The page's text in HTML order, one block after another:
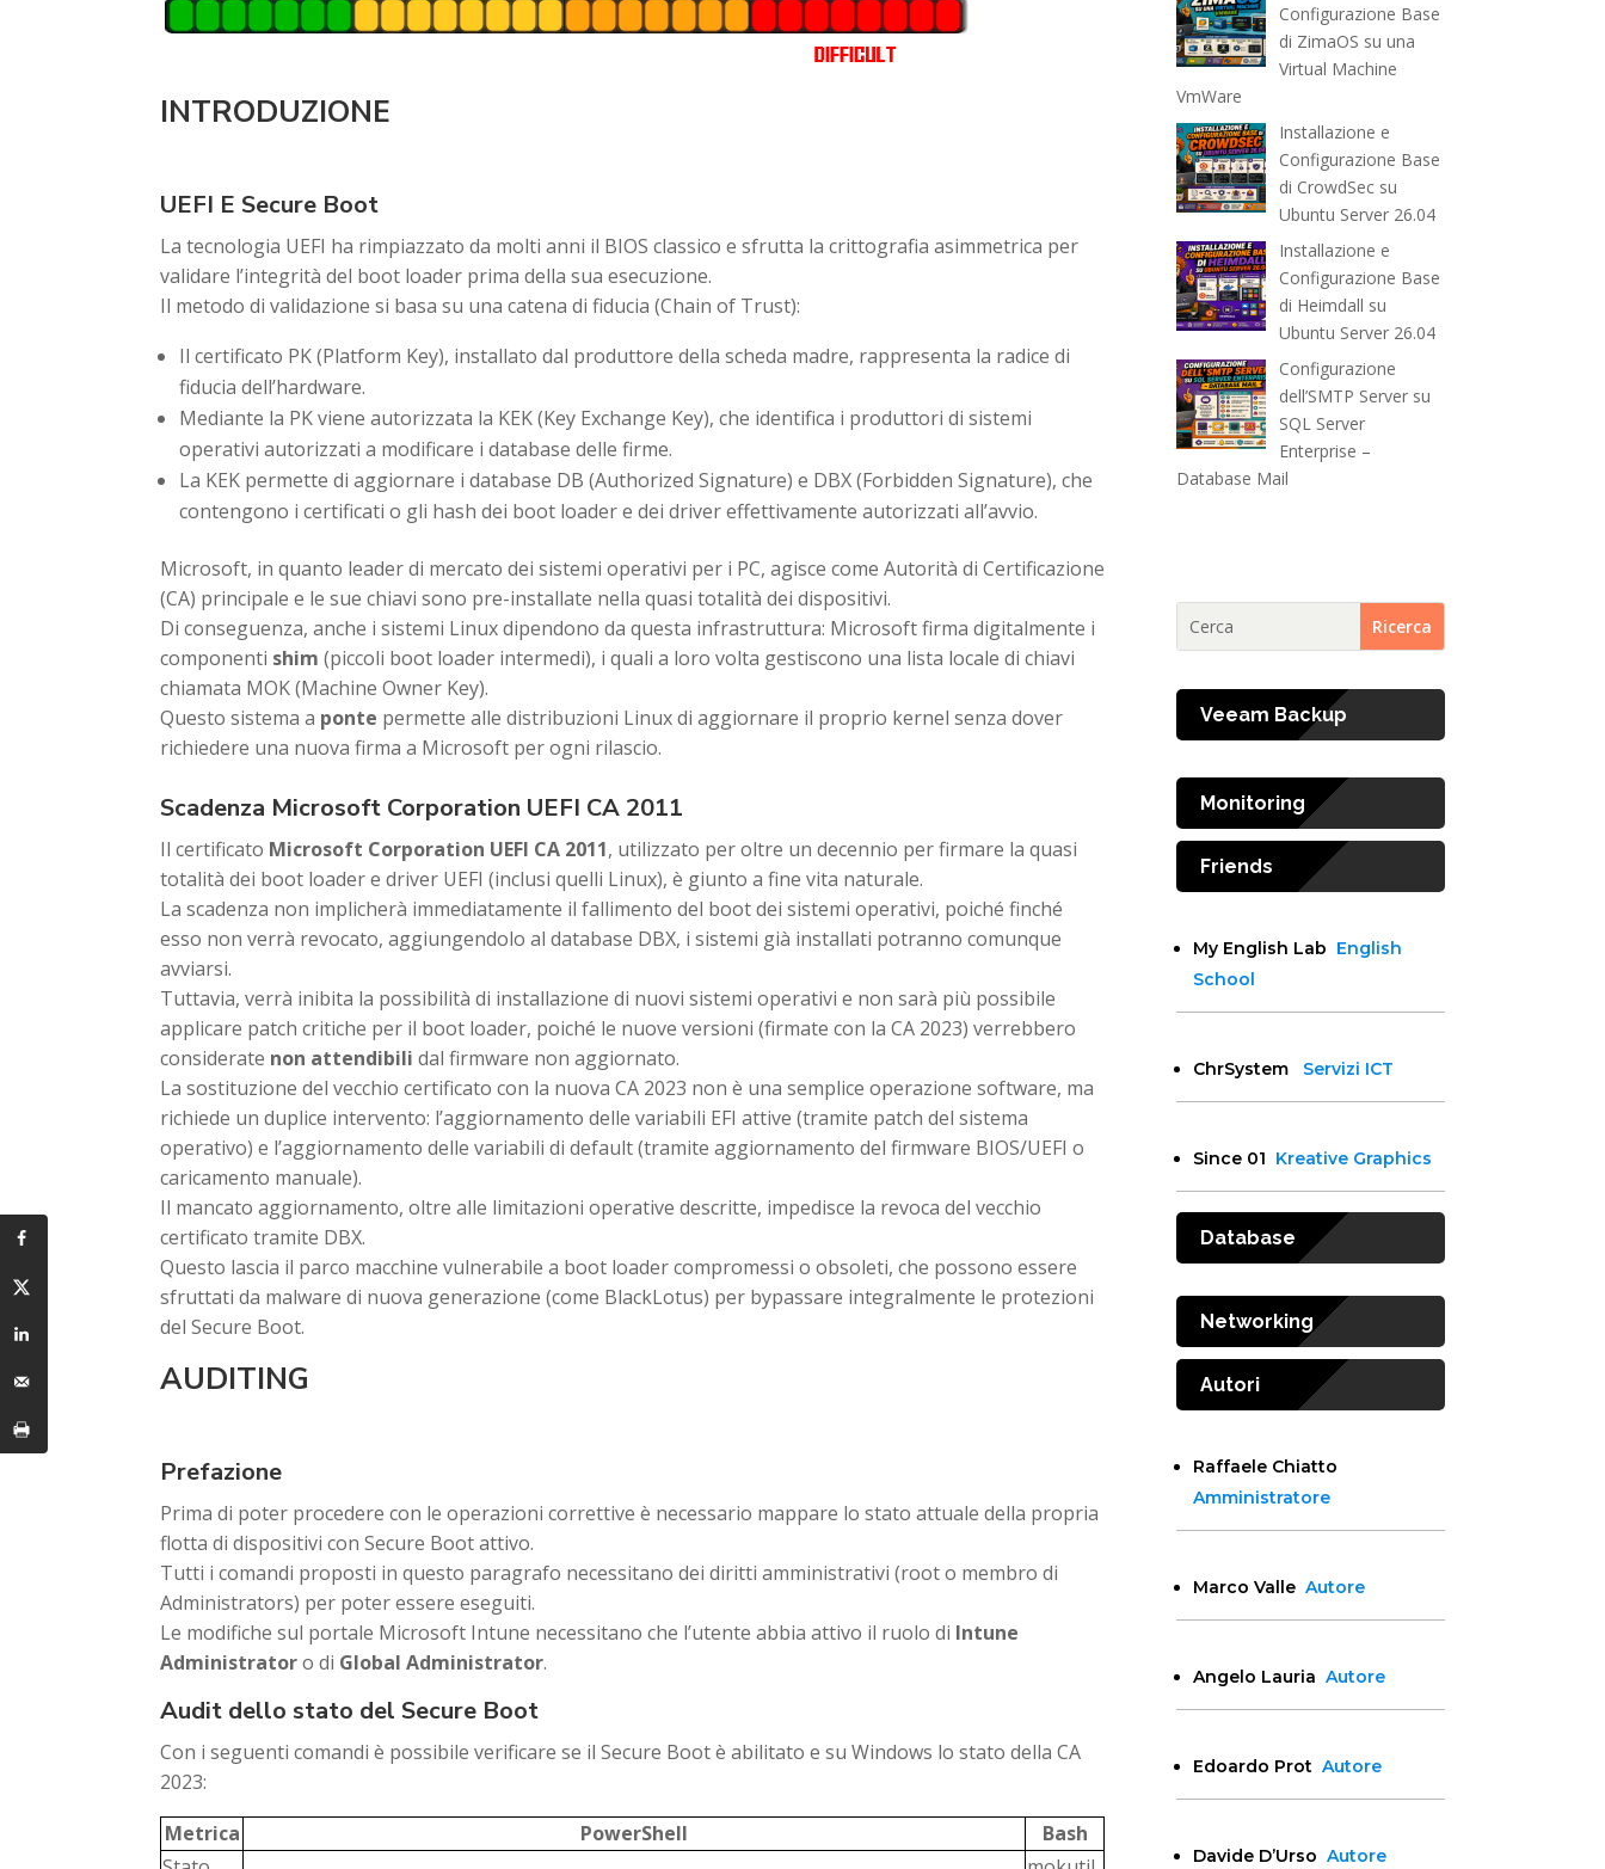
INTRODUZIONE
UEFI E Secure Boot
La tecnologia UEFI ha rimpiazzato da molti anni il BIOS classico e sfrutta la crittografia asimmetrica per
validare l’integrità del boot loader prima della sua esecuzione.
Il metodo di validazione si basa su una catena di fiducia (Chain of Trust):
Il certificato PK (Platform Key), installato dal produttore della scheda madre, rappresenta la radice di
fiducia dell’hardware.
Mediante la PK viene autorizzata la KEK (Key Exchange Key), che identifica i produttori di sistemi
operativi autorizzati a modificare i database delle firme.
La KEK permette di aggiornare i database DB (Authorized Signature) e DBX (Forbidden Signature), che
contengono i certificati o gli hash dei boot loader e dei driver effettivamente autorizzati all’avvio.
Microsoft, in quanto leader di mercato dei sistemi operativi per i PC, agisce come Autorità di Certificazione
(CA) principale e le sue chiavi sono pre-installate nella quasi totalità dei dispositivi.
Di conseguenza, anche i sistemi Linux dipendono da questa infrastruttura: Microsoft firma digitalmente i
componenti shim (piccoli boot loader intermedi), i quali a loro volta gestiscono una lista locale di chiavi
chiamata MOK (Machine Owner Key).
Questo sistema a ponte permette alle distribuzioni Linux di aggiornare il proprio kernel senza dover
richiedere una nuova firma a Microsoft per ogni rilascio.
Scadenza Microsoft Corporation UEFI CA 2011
Il certificato Microsoft Corporation UEFI CA 2011, utilizzato per oltre un decennio per firmare la quasi
totalità dei boot loader e driver UEFI (inclusi quelli Linux), è giunto a fine vita naturale.
La scadenza non implicherà immediatamente il fallimento del boot dei sistemi operativi, poiché finché
esso non verrà revocato, aggiungendolo al database DBX, i sistemi già installati potranno comunque
avviarsi.
Tuttavia, verrà inibita la possibilità di installazione di nuovi sistemi operativi e non sarà più possibile
applicare patch critiche per il boot loader, poiché le nuove versioni (firmate con la CA 2023) verrebbero
considerate non attendibili dal firmware non aggiornato.
La sostituzione del vecchio certificato con la nuova CA 2023 non è una semplice operazione software, ma
richiede un duplice intervento: l’aggiornamento delle variabili EFI attive (tramite patch del sistema
operativo) e l’aggiornamento delle variabili di default (tramite aggiornamento del firmware BIOS/UEFI o
caricamento manuale).
Il mancato aggiornamento, oltre alle limitazioni operative descritte, impedisce la revoca del vecchio
certificato tramite DBX.
Questo lascia il parco macchine vulnerabile a boot loader compromessi o obsoleti, che possono essere
sfruttati da malware di nuova generazione (come BlackLotus) per bypassare integralmente le protezioni
del Secure Boot.
AUDITING
Prefazione
Prima di poter procedere con le operazioni correttive è necessario mappare lo stato attuale della propria
flotta di dispositivi con Secure Boot attivo.
Tutti i comandi proposti in questo paragrafo necessitano dei diritti amministrativi (root o membro di
Administrators) per poter essere eseguiti.
Le modifiche sul portale Microsoft Intune necessitano che l’utente abbia attivo il ruolo di Intune
Administratoro di Global Administrator.
Audit dello stato del Secure Boot
Con i seguenti comandi è possibile verificare se il Secure Boot è abilitato e su Windows lo stato della CA
2023:
Metrica
PowerShell
Bash
Configurazione Base
di ZimaOS su una
Virtual Machine
VmWare
Installazione e
Configurazione Base
di CrowdSec su
Ubuntu Server 26.04
Installazione e
Configurazione Base
di Heimdall su
Ubuntu Server 26.04
Configurazione
dell’SMTP Server su
SQL Server
Enterprise –
Database Mail
Veeam Backup
Monitoring
Friends
My English Lab English
School
ChrSystem Servizi ICT
Since 01 Kreative Graphics
Database
Networking
Autori
Raffaele Chiatto
Amministratore
Marco ValleAutore
Angelo LauriaAutore
Edoardo ProtAutore
Davide D’UrsoAutore